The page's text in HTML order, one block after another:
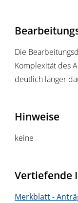
Die
Komplexität des
deutlich länger
Hinweise
keine
Vertiefende
Merkblatt -